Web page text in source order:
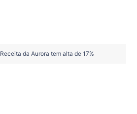
Receita da Aurora tem alta de 17%